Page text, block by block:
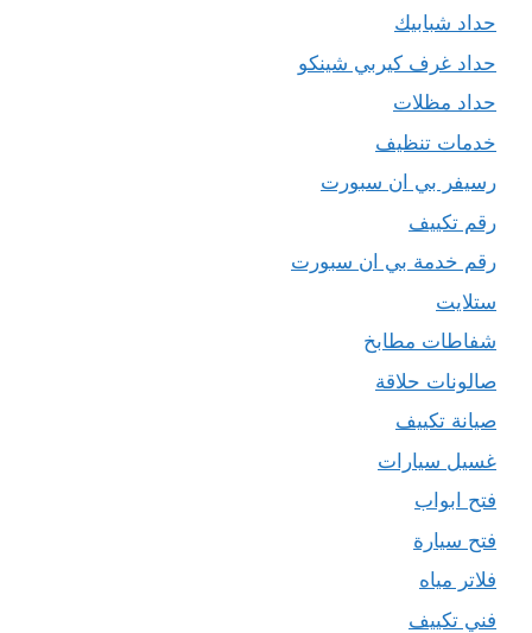
حداد شبابيك
حداد غرف كيربي شينكو
حداد مظلات
خدمات تنظيف
رسيفر بي ان سبورت
رقم تكييف
رقم خدمة بي ان سبورت
ستلايت
شفاطات مطابخ
صالونات حلاقة
صيانة تكييف
غسيل سيارات
فتح ابواب
فتح سيارة
فلاتر مياه
فني تكييف